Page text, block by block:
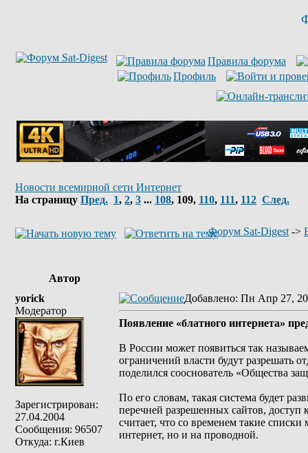
Правила форума
Профиль
Новости всемирной сети Интернет
На страницу Пред. 1, 2, 3 ... 108, 109, 110, 111, 112 След.
Форум Sat-Digest ->
Автор
yorick
Модератор
Зарегистрирован:
27.04.2004
Сообщения: 96507
Откуда: г.Киев
Добавлено: Пн Апр 27,
Появление «блатного интернета»
В России может появиться так
ограничений власти будут разрешать
поделился сооснователь «Общества
По его словам, такая система будет
перечней разрешенных сайтов, доступ
считает, что со временем такие
интернет, но и на проводной.